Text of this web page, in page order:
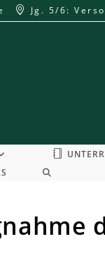
Jg. 5/6:
WEBSITE-